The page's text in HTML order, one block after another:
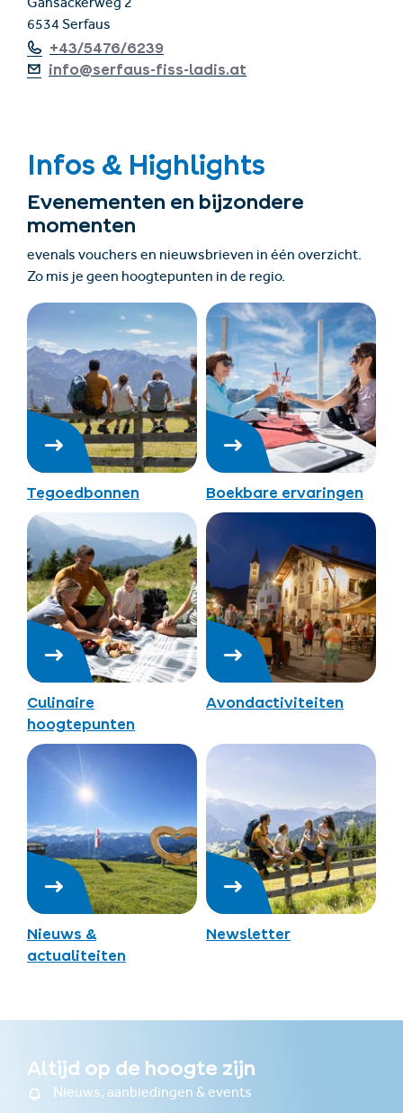
Gänsackerweg 2
6534 Serfaus
+43/5476/6239
info@serfaus-fiss-ladis.at
Infos & Highlights
Evenementen en bijzondere
momenten
evenals vouchers en nieuwsbrieven in één overzicht.
Zo mis je geen hoogtepunten in de regio.
Tegoedbonnen Boekbare ervaringen
Culinaire
hoogtepunten
Avondactiviteiten
Nieuws &
actualiteiten
Newsletter
Altijd op de hoogte zijn
Nieuws, aanbiedingen & events